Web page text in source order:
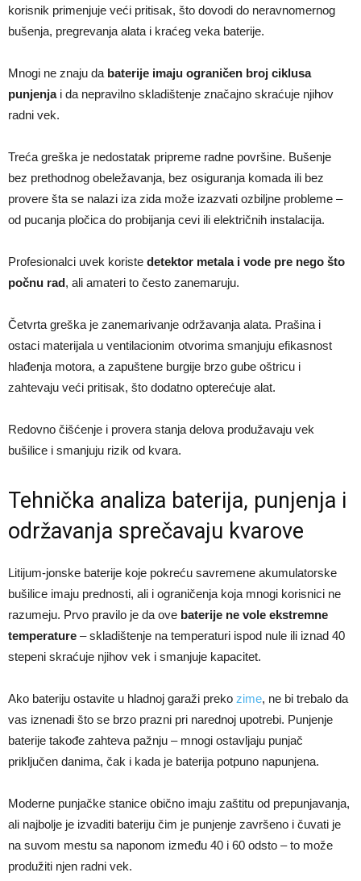
korisnik primenjuje veći pritisak, što dovodi do neravnomernog
bušenja, pregrevanja alata i kraćeg veka baterije.
Mnogi ne znaju da baterije imaju ograničen broj ciklusa
punjenjai da nepravilno skladištenje značajno skraćuje njihov
radni vek.
Treća greška je nedostatak pripreme radne površine. Bušenje
bez prethodnog obeležavanja, bez osiguranja komada ili bez
provere šta se nalazi iza zida može izazvati ozbiljne probleme –
od pucanja pločica do probijanja cevi ili električnih instalacija.
Profesionalci uvek koriste detektor metala i vode pre nego što
počnu rad, ali amateri to često zanemaruju.
Četvrta greška je zanemarivanje održavanja alata. Prašina i
ostaci materijala u ventilacionim otvorima smanjuju efikasnost
hlađenja motora, a zapuštene burgije brzo gube oštricu i
zahtevaju veći pritisak, što dodatno opterećuje alat.
Redovno čišćenje i provera stanja delova produžavaju vek
bušilice i smanjuju rizik od kvara.
Tehnička analiza baterija, punjenja i
održavanja sprečavaju kvarove
Litijum-jonske baterije koje pokreću savremene akumulatorske
bušilice imaju prednosti, ali i ograničenja koja mnogi korisnici ne
razumeju. Prvo pravilo je da ove baterije ne vole ekstremne
temperature – skladištenje na temperaturi ispod nule ili iznad 40
stepeni skraćuje njihov vek i smanjuje kapacitet.
Ako bateriju ostavite u hladnoj garaži preko zime, ne bi trebalo da
vas iznenadi što se brzo prazni pri narednoj upotrebi. Punjenje
baterije takođe zahteva pažnju – mnogi ostavljaju punjač
priključen danima, čak i kada je baterija potpuno napunjena.
Moderne punjačke stanice obično imaju zaštitu od prepunjavanja,
ali najbolje je izvaditi bateriju čim je punjenje završeno i čuvati je
na suvom mestu sa naponom između 40 i 60 odsto – to može
produžiti njen radni vek.